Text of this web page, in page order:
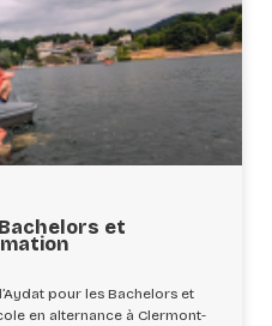
et
pour les Bachelors et
en alternance à Clermont-